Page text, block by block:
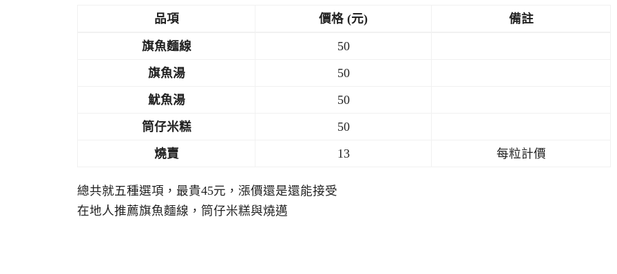
品項 價格 (元)
備註
旗魚麵線
50
旗魚湯
50
魷魚湯
50
筒仔米糕
50
燒賣
13 每粒計價
總共就五種選項，最貴45元，漲價還是還能接受
在地人推薦旗魚麵線，筒仔米糕與燒邁